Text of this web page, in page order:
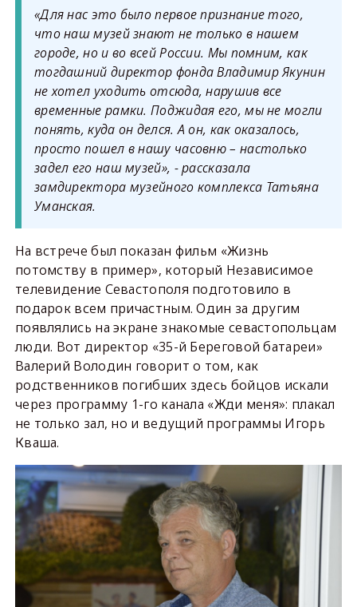
«Для нас это было первое признание того,
что наш музей знают не только в нашем
городе, но и во всей России. Мы помним, как
тогдашний директор фонда Владимир Якунин
не хотел уходить отсюда, нарушив все
временные рамки. Поджидая его, мы не могли
понять, куда он делся. А он, как оказалось,
просто пошел в нашу часовню – настолько
задел его наш музей», - рассказала
замдиректора музейного комплекса Татьяна
Уманская.
На встрече был показан фильм «Жизнь
потомству в пример», который Независимое
телевидение Севастополя подготовило в
подарок всем причастным. Один за другим
появлялись на экране знакомые севастопольцам
люди. Вот директор «35-й Береговой батареи»
Валерий Володин говорит о том, как
родственников погибших здесь бойцов искали
через программу 1-го канала «Жди меня»: плакал
не только зал, но и ведущий программы Игорь
Кваша.